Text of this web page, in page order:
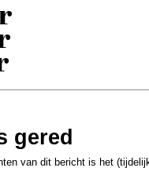
in Franse stad door gulle
»
gered
van dit bericht is het